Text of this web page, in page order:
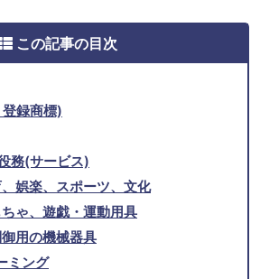
この記事の目次
録商標)
務(サービス)
娯楽、スポーツ、文化
ゃ、遊戯・運動用具
用の機械器具
ミング